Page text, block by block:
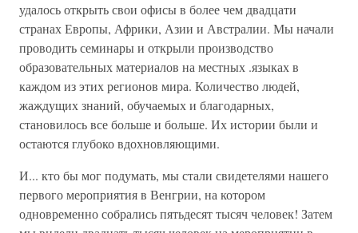
удалось открыть свои офисы в более чем двадцати
странах Европы, Африки, Азии и Австралии. Мы начали
проводить семинары и открыли производство
образовательных материалов на местных .языках в
каждом из этих регионов мира. Количество людей,
жаждущих знаний, обучаемых и благодарных,
становилось все больше и больше. Их истории были и
остаются глубоко вдохновляющими.
И... кто бы мог подумать, мы стали свидетелями нашего
первого мероприятия в Венгрии, на котором
одновременно собрались пятьдесят тысяч человек! Затем